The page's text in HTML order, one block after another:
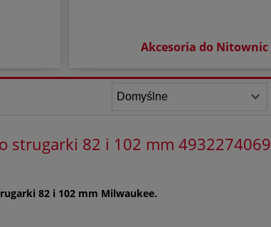
Akcesoria do Nitownic
strugarki 82 i 102 mm 4932274069
82 i 102 mm Milwaukee.